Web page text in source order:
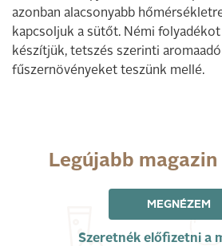
azonban alacsonyabb
kapcsoljuk a sütőt. Némi
készítjük, tetszés szerinti
fűszernövényeket teszünk mellé.
Legújabb magazin
MEGNÉZEM
Szeretnék előfizetni a